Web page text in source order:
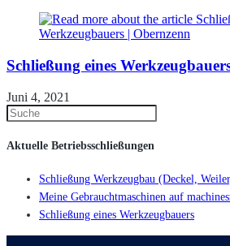
Schließung eines
Juni 4, 2021
Aktuelle Betriebsschließungen
Schließung Werkzeugbau (Deckel,
Meine Gebrauchtmaschinen auf
Schließung eines Werkzeugbauers